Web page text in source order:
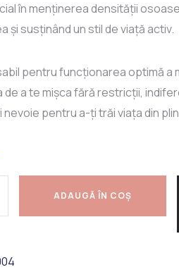
în menținerea densității
și susținând un stil de viață activ.
pentru funcționarea optimă a
a te mișca fără restricții,
nevoie pentru a-ți trăi viața din
ADAUGĂ ÎN COȘ